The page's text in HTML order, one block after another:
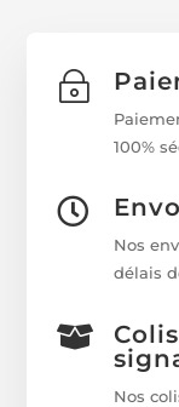
~
100%

Nos
délais

Nos